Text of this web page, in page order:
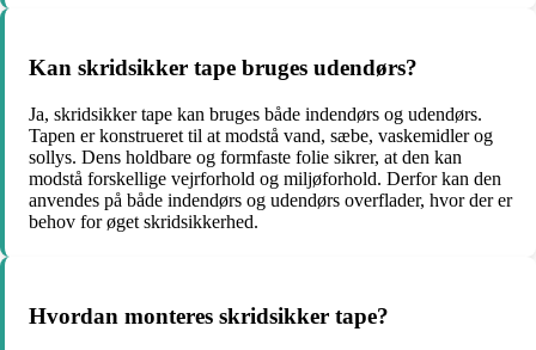
Kan skridsikker tape bruges udendørs?
Ja, skridsikker tape kan bruges både indendørs og udendørs.
Tapen er konstrueret til at modstå vand, sæbe, vaskemidler og
sollys. Dens holdbare og formfaste folie sikrer, at den kan
modstå forskellige vejrforhold og miljøforhold. Derfor kan den
anvendes på både indendørs og udendørs overflader, hvor der er
behov for øget skridsikkerhed.
Hvordan monteres skridsikker tape?